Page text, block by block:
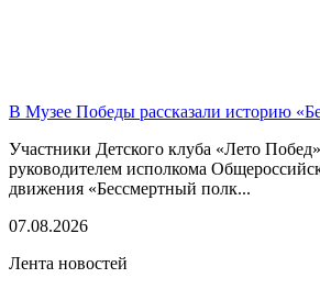
В Музее Победы рассказали историю
Участники Детского клуба «Лето
руководителем исполкома
движения «Бессмертный полк...
07.08.2026
Лента новостей